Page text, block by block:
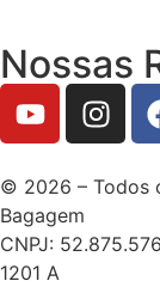
Nossas
© 2026 – Todos
Bagagem
CNPJ:
1201 A